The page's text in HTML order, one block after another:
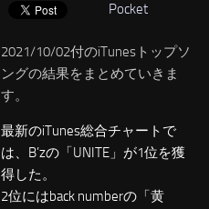
Pocket
2021/10/02付のiTunesトップソ
ングの結果をまとめていきま
す。
最新のiTunes総合チャートで
は、B’zの「UNITE」が1位を獲
得した。
2位にはback numberの「黄